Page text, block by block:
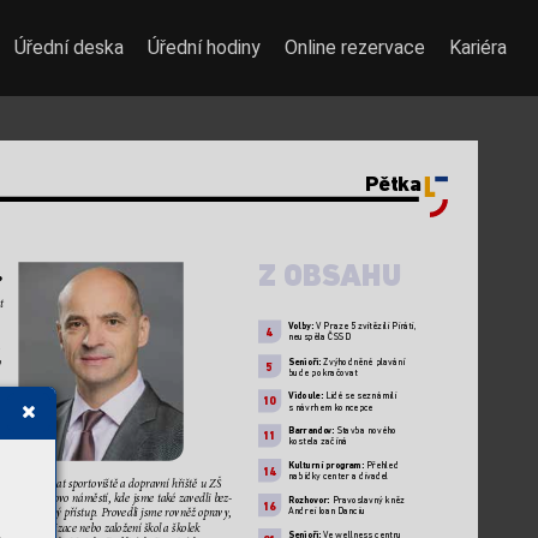
Pětka
Z OBSAHU
4
14
5
16
10
11
Volby: VPraze 5 zvítězili Piráti,
neuspěla ČSSD
Kulturní program: Přehled
nabídky center adivadel
Senioři: Zvýhodněné plavání
bude pokračovat
Rozhovor: Pravoslavný kněz
Andrei Ioan Danciu
Vidoule: Lidé se seznámili
snávrhem koncepce
Senioři: Ve wellness centru
Barrandov: Stavba nového
kostela začíná
vat sportoviště adopravní hřiště uZŠ
linovo náměstí, kde jsme také zavedli bez-
ový přístup. Provedli jsme rovněž opravy,
modernizace nebo založení škol aškolek
Úřední deska Úřední hodiny Online rezervace Kariéra